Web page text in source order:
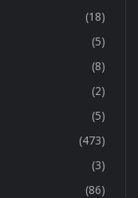
(18)
(5)
(8)
(2)
(5)
(473)
(3)
(86)